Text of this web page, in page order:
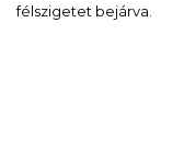
félszigetet bejárva.